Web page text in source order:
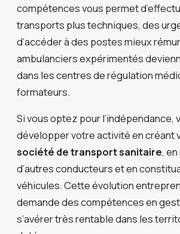
compétences vous permet
transports plus techniques, des
d’accéder à des postes mieux
ambulanciers expérimentés
dans les centres de régulation
formateurs.
Si vous optez pour l’indépendance,
développer votre activité en créant
société de transport sanitaire,
d’autres conducteurs et en
véhicules. Cette évolution
demande des compétences en
s’avérer très rentable dans les